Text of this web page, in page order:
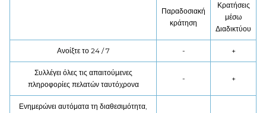
Παραδοσιακή
κράτηση
Κρατήσεις
μέσω
Διαδικτύου
Ανοίξτε το 24 / 7 - +
Συλλέγει όλες τις απαιτούμενες
πληροφορίες πελατών ταυτόχρονα
- +
Ενημερώνει αυτόματα τη διαθεσιμότητα,